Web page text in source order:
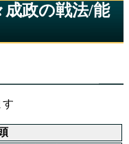
成政の戦法/能